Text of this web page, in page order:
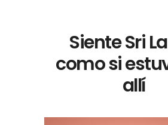
Siente Sri
como si
allí